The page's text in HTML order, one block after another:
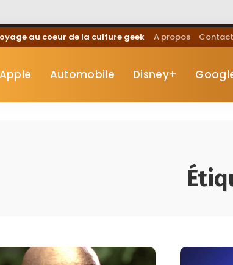
Voyage au coeur de la culture geek A propos Contact
Apple Automobile Disney+